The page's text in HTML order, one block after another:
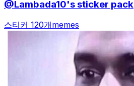
@Lambada10's sticker pack
스티커 120개memes